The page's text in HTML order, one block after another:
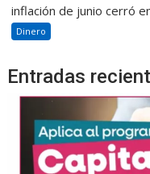
inflación de junio cerró
Dinero
Entradas